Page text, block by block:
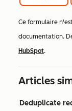
Ce formulaire
documentation.
HubSpot.
Articles
Deduplicate